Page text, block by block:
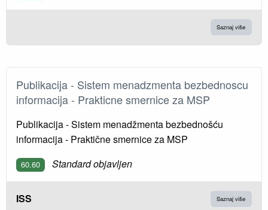
Saznaj više
Publikacija - Sistem menadzmenta bezbednoscu
informacija - Prakticne smernice za MSP
Publikacija - Sistem menadžmenta bezbednošću
informacija - Praktične smernice za MSP
60.60 Standard objavljen
ISS Saznaj više